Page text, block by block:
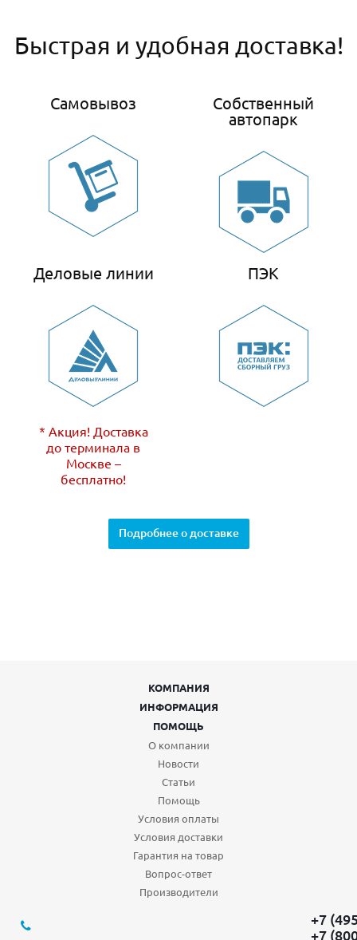
Быстрая и удобная доставка!
Самовывоз
Собственный
автопарк
Деловые линии
* Акция! Доставка
до терминала в
Москве –
бесплатно!
ПЭК
Подробнее о доставке
КОМПАНИЯ
ИНФОРМАЦИЯ
ПОМОЩЬ
О компании
Новости
Статьи
Помощь
Условия оплаты
Условия доставки
Гарантия на товар
Вопрос-ответ
Производители
+7
+7